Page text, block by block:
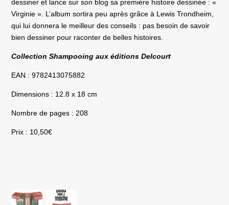
dessiner et lance sur son blog sa première histoire dessinée : «
Virginie ». L’album sortira peu après grâce à Lewis Trondheim,
qui lui donnera le meilleur des conseils : pas besoin de savoir
bien dessiner pour raconter de belles histoires.
Collection Shampooing aux éditions Delcourt
EAN : 9782413075882
Dimensions : 12.8 x 18 cm
Nombre de pages : 208
Prix : 10,50€